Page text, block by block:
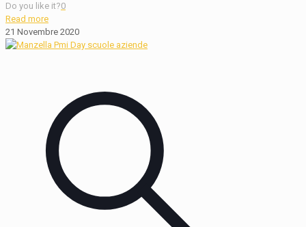
Do you like it?0
Read more
21 Novembre 2020